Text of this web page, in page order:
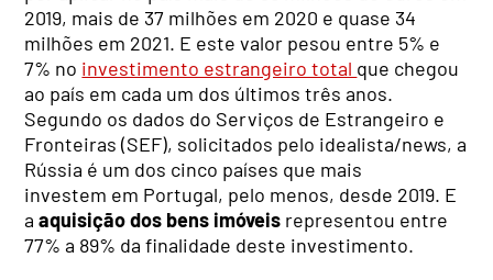
2019, mais de 37 milhões em 2020 e quase 34
milhões em 2021. E este valor pesou entre 5% e
7% no investimento estrangeiro total que chegou
ao país em cada um dos últimos três anos.
Segundo os dados do Serviços de Estrangeiro e
Fronteiras (SEF), solicitados pelo idealista/news, a
Rússia é um dos cinco países que mais
investem em Portugal, pelo menos, desde 2019. E
aaquisição dos bens imóveis representou entre
77% a 89% da finalidade deste investimento.